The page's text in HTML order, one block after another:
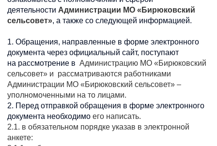
деятельности Администрации МО «Бирюковский
сельсовет», а также со следующей информацией.
1. Обращения, направленные в форме электронного
документа через официальный сайт, поступают
на рассмотрение в Администрацию МО «Бирюковский
сельсовет» и рассматриваются работниками
Администрации МО «Бирюковский сельсовет» –
уполномоченными на то лицами.
2. Перед отправкой обращения в форме электронного
документа необходимо его написать.
2.1. в обязательном порядке указав в электронной
анкете: